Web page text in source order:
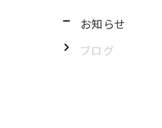
お知らせ
ブログ